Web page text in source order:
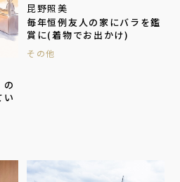
の
い
昆野照美
毎年恒例友人の家にバラを鑑
賞に(着物でお出かけ)
その他